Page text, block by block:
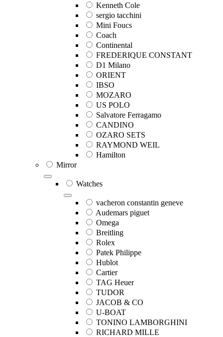
Kenneth Cole
sergio tacchini
Mini Foucs
Coach
Continental
FREDERIQUE CONSTANT
D1 Milano
ORIENT
IBSO
MOZARO
US POLO
Salvatore Ferragamo
CANDINO
OZARO SETS
RAYMOND WEIL
Hamilton
Mirror
Watches
vacheron constantin geneve
Audemars piguet
Omega
Breitling
Rolex
Patek Philippe
Hublot
Cartier
TAG Heuer
TUDOR
JACOB & CO
U-BOAT
TONINO LAMBORGHINI
RICHARD MILLE